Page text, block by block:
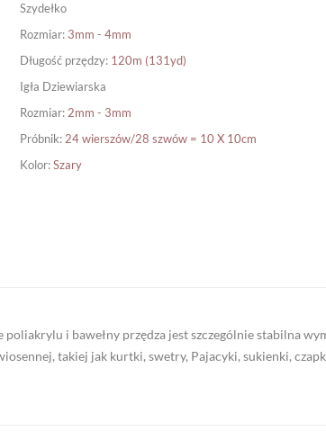
Szydełko
Rozmiar: 3mm - 4mm
Długość przędzy: 120m (131yd)
Igła Dziewiarska
Rozmiar: 2mm - 3mm
Próbnik: 24 wierszów/28 szwów = 10 X 10cm
Kolor:Szary
i bawełny przędza jest szczególnie stabilna
takiej jak kurtki, swetry, Pajacyki, sukienki,